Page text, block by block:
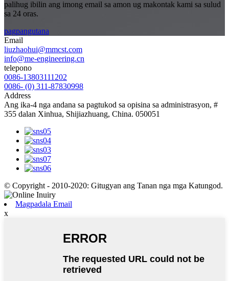
palihug ibilin ang imong email sa amon ug makontak kami sa sulud
sa 24 oras.
pagpangutana
Email
liuzhaohui@mmcst.com
info@me-engineering.cn
telepono
0086-13803111202
0086- (0) 311-87830998
Address
Ang ika-4 nga andana sa pagtukod sa opisina sa administrasyon, #
355 dalan Xinhua, Shijiazhuang, China. 050051
© Copyright - 2010-2020: Gitugyan ang Tanan nga mga Katungod.
Magpadala Email
x